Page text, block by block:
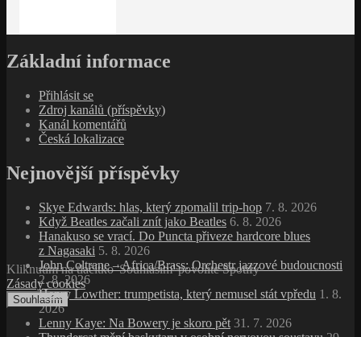
Kliknutím na tlačítko 'Souhlasím' povolíte Spotify
Zásady cookies
Souhlasím
Základní informace
Přihlásit se
Zdroj kanálů (příspěvky)
Kanál komentářů
Česká lokalizace
Nejnovější příspěvky
Skye Edwards: hlas, který zpomalil trip‑hop 7. 8. 2026
Když Beatles začali znít jako Beatles 6. 8. 2026
Hanakuso se vrací. Do Puncta přiveze hardcore blues
z Nagasaki 5. 8. 2026
John Coltrane – Africa/Brass: Orchestr jazzové budoucnosti
2. 8. 2026
Henry Lowther: trumpetista, který nemusel stát vpředu 1. 8.
2026
Lenny Kaye: Na Bowery je skoro pět 31. 7. 2026